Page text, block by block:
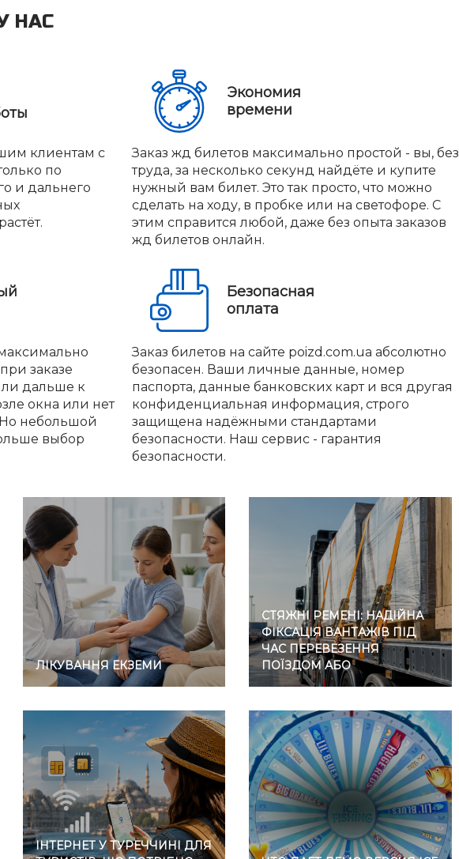
НАС
клиентам с
по
и дальнего
Экономия
времени
Заказ жд билетов максимально простой - вы, без
труда, за несколько секунд найдёте и купите
нужный вам билет. Это так просто, что можно
сделать на ходу, в пробке или на светофоре. С
этим справится любой, даже без опыта заказов
жд билетов онлайн.
заказе
дальше к
окна или нет
небольшой
выбор
Безопасная
оплата
Заказ билетов на сайте poizd.com.ua абсолютно
безопасен. Ваши личные данные, номер
паспорта, данные банковских карт и вся другая
конфиденциальная информация, строго
защищена надёжными стандартами
безопасности. Наш сервис - гарантия
безопасности.
ЛІКУВАННЯ ЕКЗЕМИ
СТЯЖНІ РЕМЕНІ: НАДІЙНА
ФІКСАЦІЯ ВАНТАЖІВ ПІД
ЧАС ПЕРЕВЕЗЕННЯ
ПОЇЗДОМ АБО
АВТОМОБІЛЕМ
ІНТЕРНЕТ У ТУРЕЧЧИНІ ДЛЯ